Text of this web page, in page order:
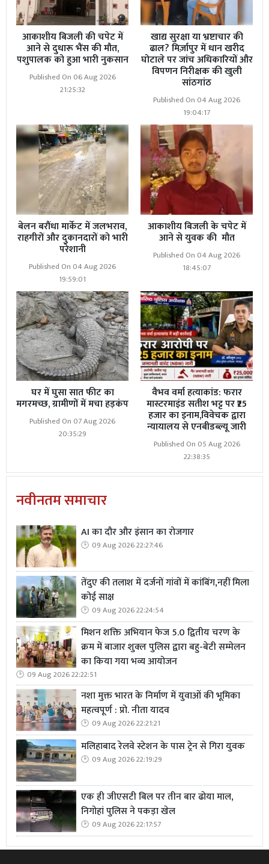
आकाशीय बिजली की चपेट में
आने से दुधारू भैंस की मौत,
पशुपालक को हुआ भारी नुकसान
Published On 06 Aug 2026
21:25:32
खाद्य सुरक्षा या भ्रष्टाचार की
ढाल? मिर्ज़ापुर में धान खरीद
घोटाले पर जांच अधिकारियों और
विपणन निरीक्षक की खुली
सांठगांठ
Published On 04 Aug 2026
19:04:17
बेलन बरौंधा मार्केट में जलभराव,
राहगीरों और दुकानदारों को भारी
परेशानी
Published On 04 Aug 2026
19:59:01
आकाशीय बिजली के चपेट में
आने से युवक की मौत
Published On 04 Aug 2026
18:45:07
घर में घुसा सात फीट का
मगरमच्छ, ग्रामीणों में मचा हड़कंप
Published On 07 Aug 2026
20:35:29
वैभव वर्मा हत्याकांड: फरार
मास्टरमाइंड सतीश भट्ट पर ₹25
हजार का इनाम,विवेचक द्वारा
न्यायालय से एनबीडब्ल्यू जारी
Published On 05 Aug 2026
22:38:35
नवीनतम समाचार
AI का दौर और इंसान का रोजगार
09 Aug 2026 22:27:46
तेंदुए की तलाश में दर्जनों गांवों में कांबिंग,नहीं मिला
कोई साक्ष
09 Aug 2026 22:24:54
मिशन शक्ति अभियान फेज 5.0 द्वितीय चरण के
क्रम में बाजार शुक्ल पुलिस द्वारा बहु-बेटी सम्मेलन
का किया गया भव्य आयोजन
09 Aug 2026 22:22:51
नशा मुक्त भारत के निर्माण में युवाओं की भूमिका
महत्वपूर्ण : प्रो. नीता यादव
09 Aug 2026 22:21:21
मलिहाबाद रेलवे स्टेशन के पास ट्रेन से गिरा युवक
09 Aug 2026 22:19:29
एक ही जीएसटी बिल पर तीन बार ढोया माल,
निगोहां पुलिस ने पकड़ा खेल
09 Aug 2026 22:17:57